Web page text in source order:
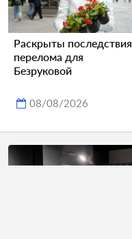
Раскрыты последствия
перелома для
Безруковой
08/08/2026